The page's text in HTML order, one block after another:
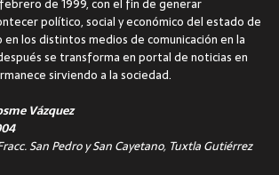
de 1999, con el fin de generar
político, social y económico del estado de
en los distintos medios de comunicación en la
se transforma en portal de noticias en
sirviendo a la sociedad.
Vázquez
San Pedro y San Cayetano, Tuxtla Gutiérrez